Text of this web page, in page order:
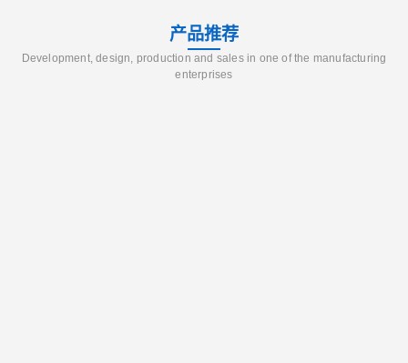
产品推荐
Development, design, production and sales in one of the manufacturing
enterprises